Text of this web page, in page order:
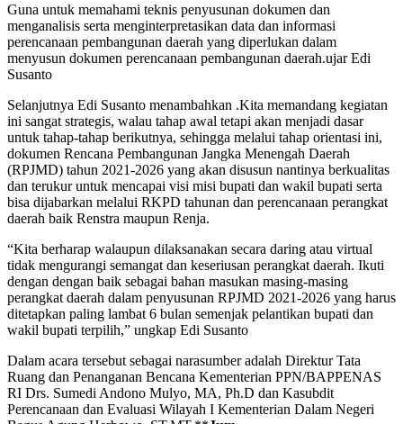
Guna untuk memahami teknis penyusunan dokumen dan
menganalisis serta menginterpretasikan data dan informasi
perencanaan pembangunan daerah yang diperlukan dalam
menyusun dokumen perencanaan pembangunan daerah.ujar Edi
Susanto
Selanjutnya Edi Susanto menambahkan .Kita memandang kegiatan
ini sangat strategis, walau tahap awal tetapi akan menjadi dasar
untuk tahap-tahap berikutnya, sehingga melalui tahap orientasi ini,
dokumen Rencana Pembangunan Jangka Menengah Daerah
(RPJMD) tahun 2021-2026 yang akan disusun nantinya berkualitas
dan terukur untuk mencapai visi misi bupati dan wakil bupati serta
bisa dijabarkan melalui RKPD tahunan dan perencanaan perangkat
daerah baik Renstra maupun Renja.
“Kita berharap walaupun dilaksanakan secara daring atau virtual
tidak mengurangi semangat dan keseriusan perangkat daerah. Ikuti
dengan dengan baik sebagai bahan masukan masing-masing
perangkat daerah dalam penyusunan RPJMD 2021-2026 yang harus
ditetapkan paling lambat 6 bulan semenjak pelantikan bupati dan
wakil bupati terpilih,” ungkap Edi Susanto
Dalam acara tersebut sebagai narasumber adalah Direktur Tata
Ruang dan Penanganan Bencana Kementerian PPN/BAPPENAS
RI Drs. Sumedi Andono Mulyo, MA, Ph.D dan Kasubdit
Perencanaan dan Evaluasi Wilayah I Kementerian Dalam Negeri